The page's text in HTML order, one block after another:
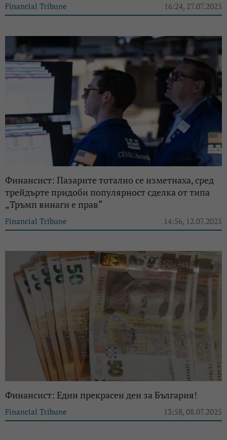
Financial Tribune 16:24, 27.07.2025
Финансист: Пазарите тотално се изметнаха, сред
трейдърте придоби популярност сделка от типа
„Тръмп винаги е прав“
Financial Tribune 14:56, 12.07.2025
Финансист: Един прекрасен ден за България!
Financial Tribune 13:58, 08.07.2025